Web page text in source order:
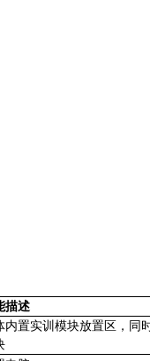
描述
内置实训模块放置区，同